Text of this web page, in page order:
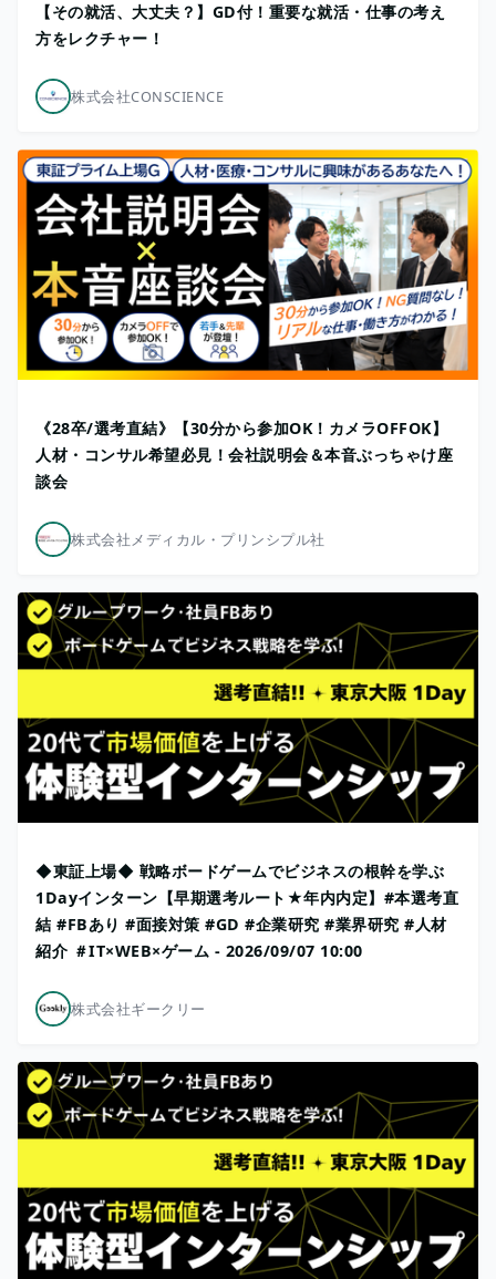
【その就活、大丈夫？】GD付！重要な就活・仕事の考え
方をレクチャー！
株式会社CONSCIENCE
《28卒/選考直結》【30分から参加OK！カメラOFFOK】
人材・コンサル希望必見！会社説明会＆本音ぶっちゃけ座
談会
株式会社メディカル・プリンシプル社
◆東証上場◆ 戦略ボードゲームでビジネスの根幹を学ぶ
1Dayインターン【早期選考ルート★年内内定】#本選考直
結 #FBあり #面接対策 #GD #企業研究 #業界研究 #人材
紹介 ＃IT×WEB×ゲーム - 2026/09/07 10:00
株式会社ギークリー